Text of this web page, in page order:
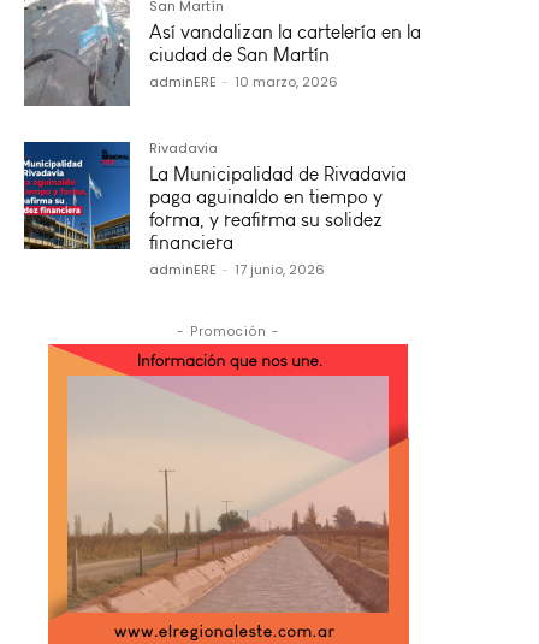
San Martín
Así vandalizan la cartelería en la
ciudad de San Martín
adminERE - 10 marzo, 2026
Rivadavia
La Municipalidad de Rivadavia
paga aguinaldo en tiempo y
forma, y reafirma su solidez
financiera
adminERE - 17 junio, 2026
- Promoción -